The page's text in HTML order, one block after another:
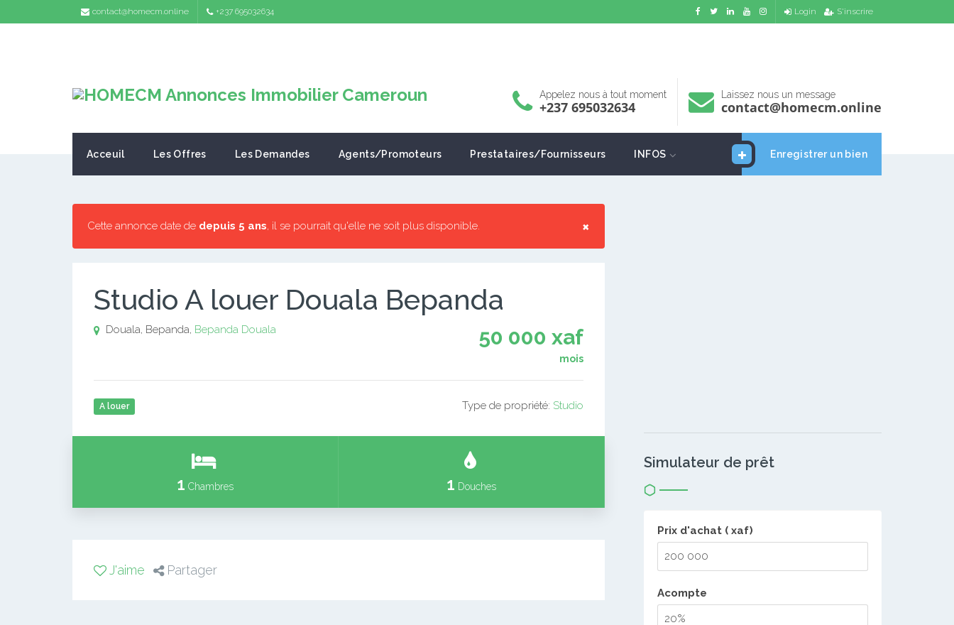
contact@homecm.online +237 695032634 Login S'inscrire
Appelez nous à tout moment
+237 695032634
Laissez nous un message
contact@homecm.online
Enregistrer un bien
Acceuil Les Offres Les Demandes Agents/Promoteurs Prestataires/Fournisseurs INFOS
×
Cette annonce date de depuis 5 ans, il se pourrait qu'elle ne soit plus disponible.
Studio A louer Douala Bepanda
50 000 xaf
mois
Douala, Bepanda, Bepanda Douala
A louer Type de propriété: Studio
1 Chambres 1 Douches
J'aime Partager
Simulateur de prêt
Prix d'achat ( xaf)
Acompte